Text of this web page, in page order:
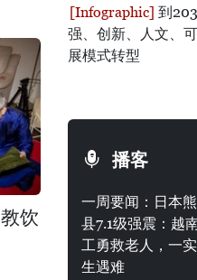
饮
到
强、创新、人文、
展模式转型
播客
一周要闻：日本
县7.1级强震：越
工勇救老人，一
生遇难